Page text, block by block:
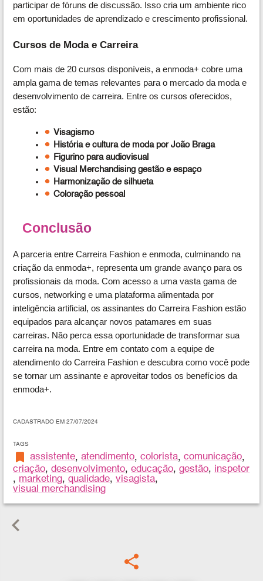
participar de fóruns de discussão. Isso cria um ambiente rico
em oportunidades de aprendizado e crescimento profissional.
Cursos de Moda e Carreira
Com mais de 20 cursos disponíveis, a enmoda+ cobre uma
ampla gama de temas relevantes para o mercado da moda e
desenvolvimento de carreira. Entre os cursos oferecidos,
estão:
Visagismo
História e cultura de moda por João Braga
Figurino para audiovisual
⁠Visual Merchandising gestão e espaço
Harmonização de silhueta
Coloração pessoal
Conclusão
A parceria entre Carreira Fashion e enmoda, culminando na
criação da enmoda+, representa um grande avanço para os
profissionais da moda. Com acesso a uma vasta gama de
cursos, networking e uma plataforma alimentada por
inteligência artificial, os assinantes do Carreira Fashion estão
equipados para alcançar novos patamares em suas
carreiras. Não perca essa oportunidade de transformar sua
carreira na moda. Entre em contato com a equipe de
atendimento do Carreira Fashion e descubra como você pode
se tornar um assinante e aproveitar todos os benefícios da
enmoda+.
CADASTRADO EM 27/07/2024
TAGS
bookmark assistente,atendimento,colorista,comunicação,
criação,desenvolvimento,educação,gestão, inspetor
, marketing,qualidade,visagista,
visual merchandising
keyboard_arrow_left
share